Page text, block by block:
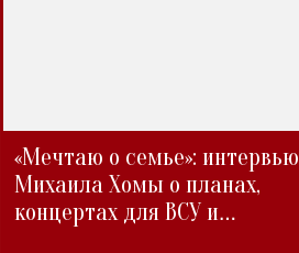
«Мечтаю о семье»: интервью
Михаила Хомы о планах,
концертах для ВСУ и